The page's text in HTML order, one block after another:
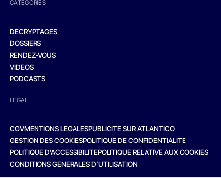
CATEGORIES
DECRYPTAGES
DOSSIERS
RENDEZ-VOUS
VIDEOS
PODCASTS
LEGAL
CGVMENTIONS LEGALESPUBLICITE SUR ATLANTICO
GESTION DES COOKIESPOLITIQUE DE CONFIDENTIALITE
POLITIQUE D’ACCESSIBILITEPOLITIQUE RELATIVE AUX COOKIES
CONDITIONS GENERALES D’UTILISATION